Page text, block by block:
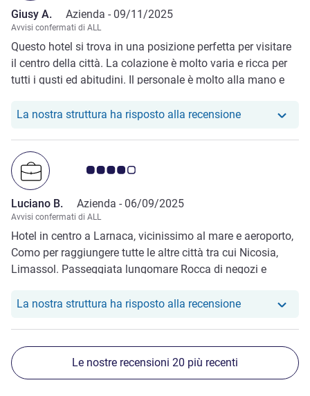
Giusy A. Azienda - 09/11/2025
Avvisi confermati di ALL
Questo hotel si trova in una posizione perfetta per visitare
il centro della città. La colazione è molto varia e ricca per
tutti i gusti ed abitudini. Il personale è molto alla mano e
La nostra struttura ha risposto alla recensioneIl nostro hotel
Giudizio clienti 4.0/5
Luciano B. Azienda - 06/09/2025
Avvisi confermati di ALL
Hotel in centro a Larnaca, vicinissimo al mare e aeroporto,
Como per raggiungere tutte le altre città tra cui Nicosia,
Limassol. Passeggiata lungomare Rocca di negozi e
piedi.
La nostra struttura ha risposto alla recensioneIl nostro hotel
Le nostre recensioni 20 più recenti